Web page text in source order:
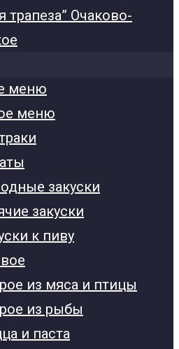
трапеза” Очаково-
меню
меню
закуски
закуски
к пиву
из мяса и птицы
из рыбы
и паста